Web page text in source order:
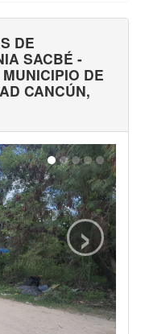
DE
SACBÉ -
DE
CANCÚN,
›